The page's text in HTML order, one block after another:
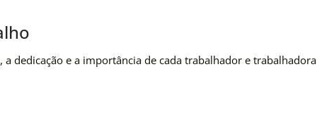
dedicação e a importância de cada trabalhador e trabalhadora